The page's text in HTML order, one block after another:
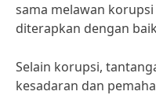
sama melawan
diterapkan dengan
Selain korupsi,
kesadaran dan